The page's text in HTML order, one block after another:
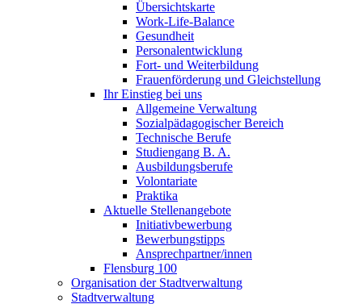
Übersichtskarte
Work-Life-Balance
Gesundheit
Personalentwicklung
Fort- und Weiterbildung
Frauenförderung und Gleichstellung
Ihr Einstieg bei uns
Allgemeine Verwaltung
Sozialpädagogischer Bereich
Technische Berufe
Studiengang B. A.
Ausbildungsberufe
Volontariate
Praktika
Aktuelle Stellenangebote
Initiativbewerbung
Bewerbungstipps
Ansprechpartner/innen
Flensburg 100
Organisation der Stadtverwaltung
Stadtverwaltung